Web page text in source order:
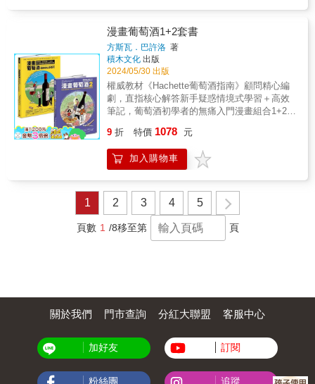
士／劉源理&&&「葡萄酒的思考與行動，對應
畏懼著自然；覺得自己在自然之前渺小，卻總
是積極且用力地介入⋯⋯我們不是面對著自
然，我們在自然之中。謝謝本書的分享與我們
的看見。」──土生土長品牌主理人／顧瑋&&
減的熱情。這本漫畫帶你細數它的魅力。葡萄
是釀造年份。除了年份，還有產地帶來的差
異，它的酒精度十分宜人，總是維持在8到10度
（古代）、或12到14度（現代）之間，還可以
陳年，品質變得更好，這都是它的加分項。 葡
萄酒一直是有效的滅菌劑，不僅在餐桌上，在
醫院更是不可或缺。人們用葡萄酒來淨化水
質、治療傷口。橡木酒桶甚至能當作貨幣來交
被認為是最有助於消化、也最適合搭配菜餚的
飲品。別忘了，它也是戀人們最情有獨鍾的飲
料。回顧歷史，葡萄酒比起任何其他飲品都更
酒等級劃分可追溯到西元一世紀。羅馬時代末
期，高盧的葡萄酒得益於橡木桶釀酒技術的發
展，開始大量出口。羅馬帝國衰亡後，釀酒技
術由教會及修道院傳承了下來；葡萄酒發展至
生產葡萄酒。 ▌品酒一本通，連法國人都驚嘆
生出滿滿的氣泡？ 1）香檳區葡萄園的溫度很
低，在發貨時，葡萄酒還沒有完成發酵（酵母
口感，英國酒商在裝瓶前，添加了蔗糖烈酒；
解日本威士忌的讀者一個絕佳的選擇。本書詳
盡地介紹了日本威士忌的發展歷史，更大篇幅
的涵蓋現有日本蒸餾廠的過去和現況，讓讀者
如同親臨酒廠般的了解到每家蒸餾廠的運作方
式及其生產的經典酒款。」──謝博文／《日本
威士忌全書》中文版譯者，威士忌進口商負責
人暨高雄威士忌嘉年華策展顧問&&&｜酒迷必
知．日本威士忌酒廠｜&．三得利山崎蒸餾廠
──日本威士忌的原點&．三得利白州蒸餾廠──
深林中的蒸餾廠&．三得利知多蒸餾廠──品嘗
廠──日本威士忌之父的發跡地&．NIKKA
WHISKY 宮城峽蒸餾廠──驚為天人之水&．麒
麟蒸餾富士御殿場蒸餾廠──性格獨具的單一穀
物&．江井之嶋酒造威士忌蒸餾廠──回到日本
威士忌曾經的味道&．本坊酒造MARS信州蒸餾
廠──2013年世界威士忌大獎最高殊榮得主&．
本坊酒造MARS津貫蒸餾廠──華麗而不黯沉的
男性風格&．初創威士忌秩父蒸餾廠──打造百
利威士忌&［清爽兼顧複雜］白州&［濃密立體
知多&［調和威士忌的最終武器］響&［船堅炮
利型旗艦酒款］三得利皇家威士忌&［「國際路
不倒翁］三得利我的&［日本最廣為人知的一
藉著酒色、酒香、品飲體驗、葡萄品種可以了
．什麼是酒淚？ ．葡萄酒的天地人 ．與酒液合
而為一的「品飲」 ．葡萄酒的觸感是什麼？何
謂酒體？ ．認識世界經典葡萄釀酒品種 &
★Chapter 2酒莊裡的葡萄酒素顏★ 多年前，一
杯酒都不會喝的C&eacute;lia，因緣際會下展開
學酒尋酒之旅。一年有半年住在酒莊裡和眾多
酒農學習「葡萄酒到底是什麼？」的她，用時
心。一起看看酒莊裡迷人的葡萄酒素顏，以及
酒農們的釀酒理念，你就能掌握酒款的風味密
碼。 & ★Chapter3現代化復古－自然酒★ 在法
非風味標籤。自然酒有極其豐富的生命力和獨
特性格，除了能忠實展現出風土特色之外，還
反映了酒農如何用心種植葡萄，以及釀酒的細
節過程，此章介紹關於自然酒的一切，以及品
酒風味★ 在法國，每個產區的葡萄酒各有自己
的迷人樣貌，C&eacute;lia完整分享產區裡的葡
側寫，更聊聊她的選酒觀點、適合搭什麼樣的
台灣料理，鼓勵你也嘗試看看！不一定要去高
感動。 & ．完整收錄十三個產區特色風味；阿
旅行開啟的「全球葡萄酒品飲之旅」，意外打
造史上最強餐酒搭配術■ 輕鬆點亮葡萄酒素
養，情境式理解＋關鍵知識手繪筆記，走過一
次就牢記在心！■ Gourmand Awards 2023最佳
酒類圖文書獎得主繼《漫畫葡萄酒》後最新力
作■ 法國Amazon讀者、各界葡萄酒專業與教育
人士熱情必讀推薦&&&𓁋簡介𓁋&&&夏洛特
（Charlotte）、尚（Jean）以及路西安
（Lucien）任職於「巴卡諾酒業行銷公司」，
酒農、品嚐最優秀的葡萄酒，還探索了歐洲與
全球各產區的特色與最新發展。路西安作為優
秀的藝術總監，手寫葡萄酒筆記本總不離身，
隨時記錄並畫下他的最新發現：&&&葡萄酒杯
應該如何選擇？&起司與鵝肝醬應該搭配那款
酒？&要怎麼辨別葡萄酒的瑕疵？&為何要用陶
甕培養葡萄酒？&Kabinett又是什麼意思？&&&
技術。此外，在這裡你也將學會如何安排一場
品酒會、用鞋子開葡萄酒，甚至透過葡萄品種
猜中世界盃橄欖球賽冠軍⋯⋯現在就帶著你的
旅吧！&&&&&原文書名
「&OElig;NOLOGIX」，指的是關於葡萄酒釀
造與保存的一切學問。本書帶領讀者踏上具有
漫畫葡萄酒1+2套書
方斯瓦．巴許洛 著
積木文化 出版
2024/05/30 出版
權威教材《Hachette葡萄酒指南》顧問精心編
劇，直指核心解答新手疑惑情境式學習＋高效
筆記，葡萄酒初學者的無痛入門漫畫組合1+2一
的是關於葡萄酒釀造與保存的一切學問。您將
發現原來美酒的品飲一如電影欣賞般，那樣地
令人回味無窮，眾多無所不能的餐酒搭配心
最有趣的葡萄酒學習之路》&「品種是主角、風
土是場景、年份是劇本、酒農是導演⋯⋯」原
來美酒的品飲一如電影欣賞般，那樣地令人回
味無窮。跟著主角騎乘腳踏車徜徉葡萄園中，
入門漫畫■ 資深《Hachette葡萄酒指南》指導
葡萄酒行銷藝術總監精選24日產地旅程，逐步
建立識酒心法，快速吸收內化專業知識■ 完整
要素，選酒與搭餐不再頭痛■ 打穩葡萄酒基礎
9 折 特價 1078 元
加入購物車
1 2 3 4 5
頁數 1 /8移至第 頁
關於我們 門市查詢 分紅大聯盟 客服中心
加好友 訂閱
粉絲團 追蹤